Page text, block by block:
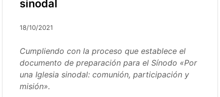
sinodal
18/10/2021
Cumpliendo con la proceso que establece el
documento de preparación para el Sínodo «Por
una Iglesia sinodal: comunión, participación y
misión».